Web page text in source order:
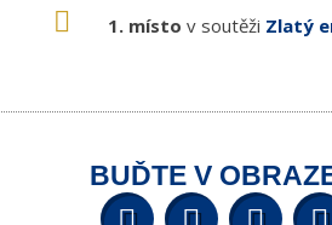
1. místo v soutěži Zlatý
BUĎTE V